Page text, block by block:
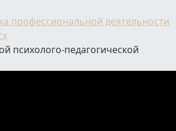
профессиональной деятельности
психолого-педагогической